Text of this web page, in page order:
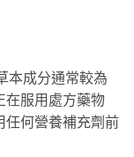
本成分通常較為
在服用處方藥物
任何營養補充劑前